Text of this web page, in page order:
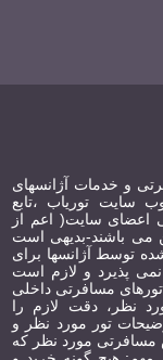
و خدمات آژانسهای
سایت توریاب ،تابع
اعضای سایت( اعم از
می باشند-بدیهی است
توسط آژانسها برای
پذیرد و لازم است
مسافرتی داخلی
نظر، دقت لازم را
تور مورد نظر و
مسافرتی مورد نظر که